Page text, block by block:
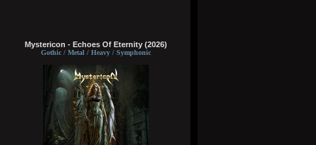
Mystericon - Echoes Of Eternity (2026)
Gothic / Metal / Heavy / Symphonic